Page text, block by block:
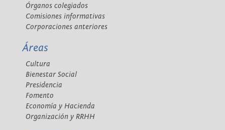
Órganos colegiados
Comisiones informativas
Corporaciones anteriores
Áreas
Cultura
Bienestar Social
Presidencia
Fomento
Economía y Hacienda
Organización y RRHH